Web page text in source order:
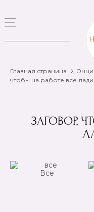
Главная страница
чтобы на работе все
ЗАГОВОР,
Все